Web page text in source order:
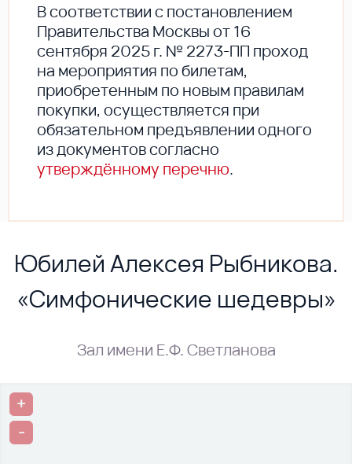
В соответствии с постановлением
Правительства Москвы от 16
сентября 2025 г. № 2273-ПП проход
на мероприятия по билетам,
приобретенным по новым правилам
покупки, осуществляется при
обязательном предъявлении одного
из документов согласно
утверждённому перечню.
Юбилей Алексея Рыбникова.
«Симфонические шедевры»
Зал имени Е.Ф. Светланова
+
-